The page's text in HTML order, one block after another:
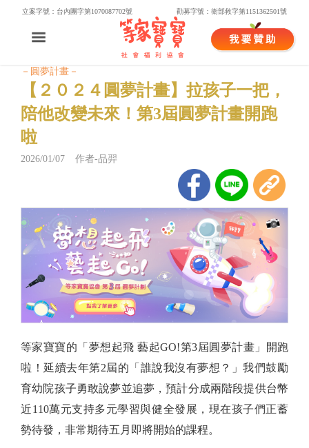
立案字號：台內團字第1070087702號 勸募字號：衛部救字第1151362501號
－圓夢計畫－
【２０２４圓夢計畫】拉孩子一把，
陪他改變未來！第3屆圓夢計畫開跑
啦
2026/01/07 作者-品羿
等家寶寶的「夢想起飛 藝起GO!第3屆圓夢計畫」開跑
啦！延續去年第2屆的「誰說我沒有夢想？」我們鼓勵
育幼院孩子勇敢說夢並追夢，預計分成兩階段提供台幣
近110萬元支持多元學習與健全發展，現在孩子們正蓄
勢待發，非常期待五月即將開始的課程。